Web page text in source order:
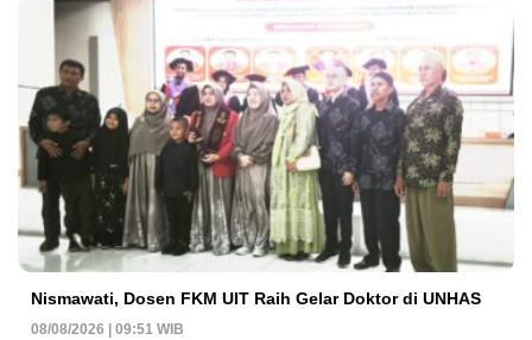
Nismawati, Dosen FKM UIT Raih Gelar Doktor di UNHAS
08/08/2026 | 09:51 WIB